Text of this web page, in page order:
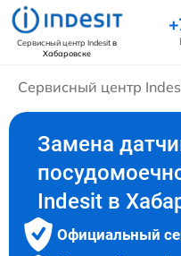
Сервисный центр Indesitв
Хабаровске
Сервисный центр
Замена
Indesit в
Официальный